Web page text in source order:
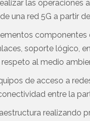
las operaciones
una red 5G a partir
soporte lógico,
al medio
de acceso a
entre la
realizando